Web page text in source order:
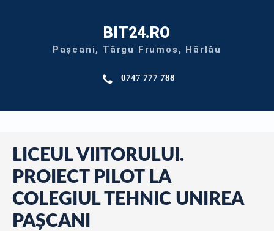
BIT24.RO
Pașcani, Târgu Frumos, Hârlău
0747 777 788
LICEUL VIITORULUI.
PROIECT PILOT LA
COLEGIUL TEHNIC UNIREA
PAȘCANI